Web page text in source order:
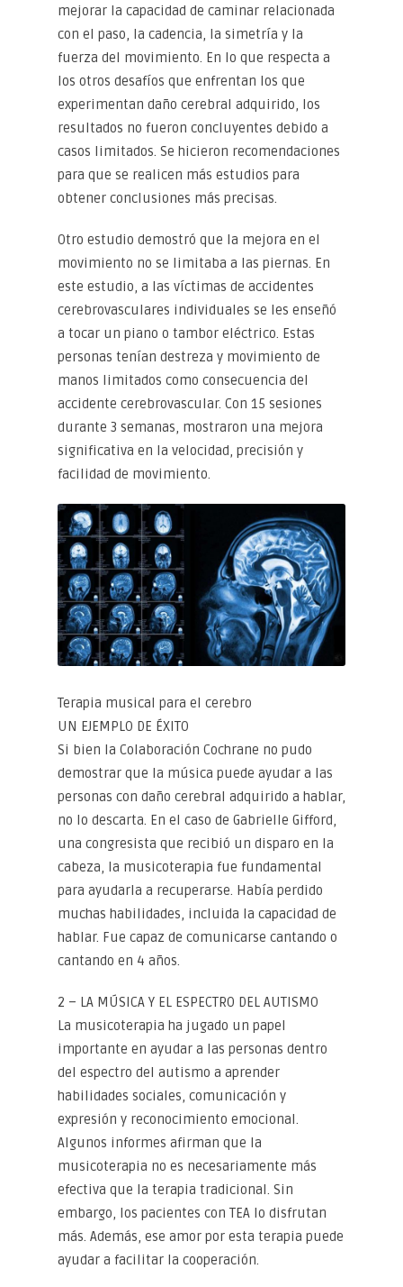
mejorar la capacidad de caminar relacionada
con el paso, la cadencia, la simetría y la
fuerza del movimiento. En lo que respecta a
los otros desafíos que enfrentan los que
experimentan daño cerebral adquirido, los
resultados no fueron concluyentes debido a
casos limitados. Se hicieron recomendaciones
para que se realicen más estudios para
obtener conclusiones más precisas.
Otro estudio demostró que la mejora en el
movimiento no se limitaba a las piernas. En
este estudio, a las víctimas de accidentes
cerebrovasculares individuales se les enseñó
a tocar un piano o tambor eléctrico. Estas
personas tenían destreza y movimiento de
manos limitados como consecuencia del
accidente cerebrovascular. Con 15 sesiones
durante 3 semanas, mostraron una mejora
significativa en la velocidad, precisión y
facilidad de movimiento.
Terapia musical para el cerebro
UN EJEMPLO DE ÉXITO
Si bien la Colaboración Cochrane no pudo
demostrar que la música puede ayudar a las
personas con daño cerebral adquirido a hablar,
no lo descarta. En el caso de Gabrielle Gifford,
una congresista que recibió un disparo en la
cabeza, la musicoterapia fue fundamental
para ayudarla a recuperarse. Había perdido
muchas habilidades, incluida la capacidad de
hablar. Fue capaz de comunicarse cantando o
cantando en 4 años.
2 – LA MÚSICA Y EL ESPECTRO DEL AUTISMO
La musicoterapia ha jugado un papel
importante en ayudar a las personas dentro
del espectro del autismo a aprender
habilidades sociales, comunicación y
expresión y reconocimiento emocional.
Algunos informes afirman que la
musicoterapia no es necesariamente más
efectiva que la terapia tradicional. Sin
embargo, los pacientes con TEA lo disfrutan
más. Además, ese amor por esta terapia puede
ayudar a facilitar la cooperación.